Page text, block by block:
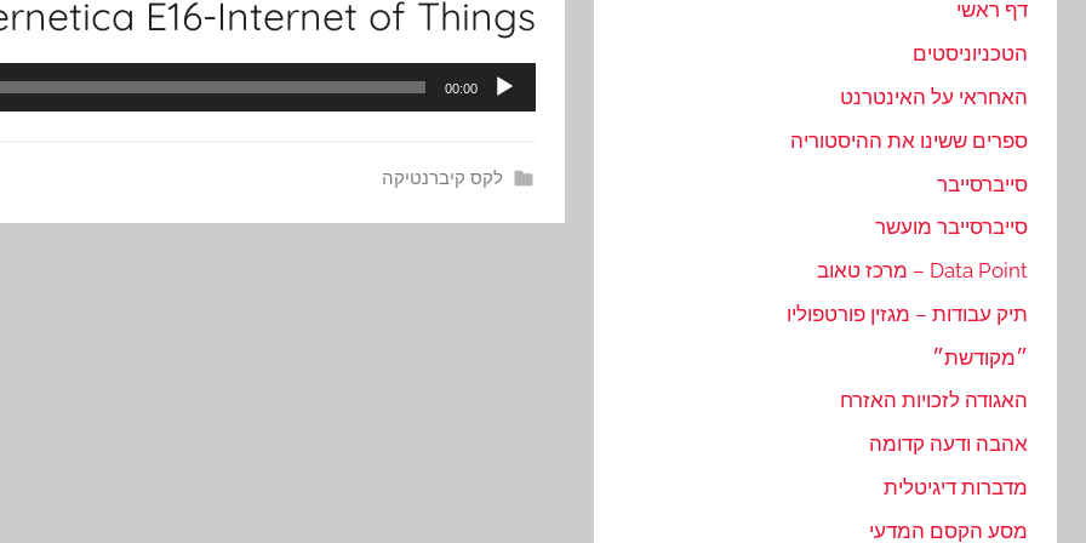
E16-Internet of Things
אודיו
00:00
לקס קיברנטיקה
דף ראשי
הטכניוניסטים
האחראי על האינטרנט
ספרים ששינו את ההיסטוריה
סייברסייבר
סייברסייבר מועשר
Data Point – מרכז טאוב
תיק עבודות – מגזין פורטפוליו
״מקודשת״
האגודה לזכויות האזרח
אהבה ודעה קדומה
מדברות דיגיטלית
מסע הקסם המדעי